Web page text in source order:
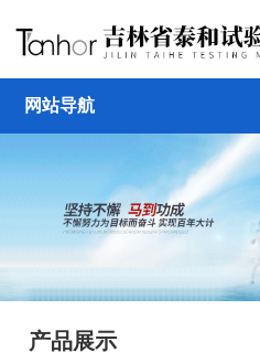
网站导航
产品展示